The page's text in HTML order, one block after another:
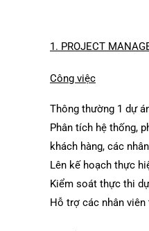
1. PROJECT
Công việc
Thông thường 1 dự
Phân tích hệ thống,
khách hàng, các
Lên kế hoạch thực
Kiểm soát thực thi
Hỗ trợ các nhân